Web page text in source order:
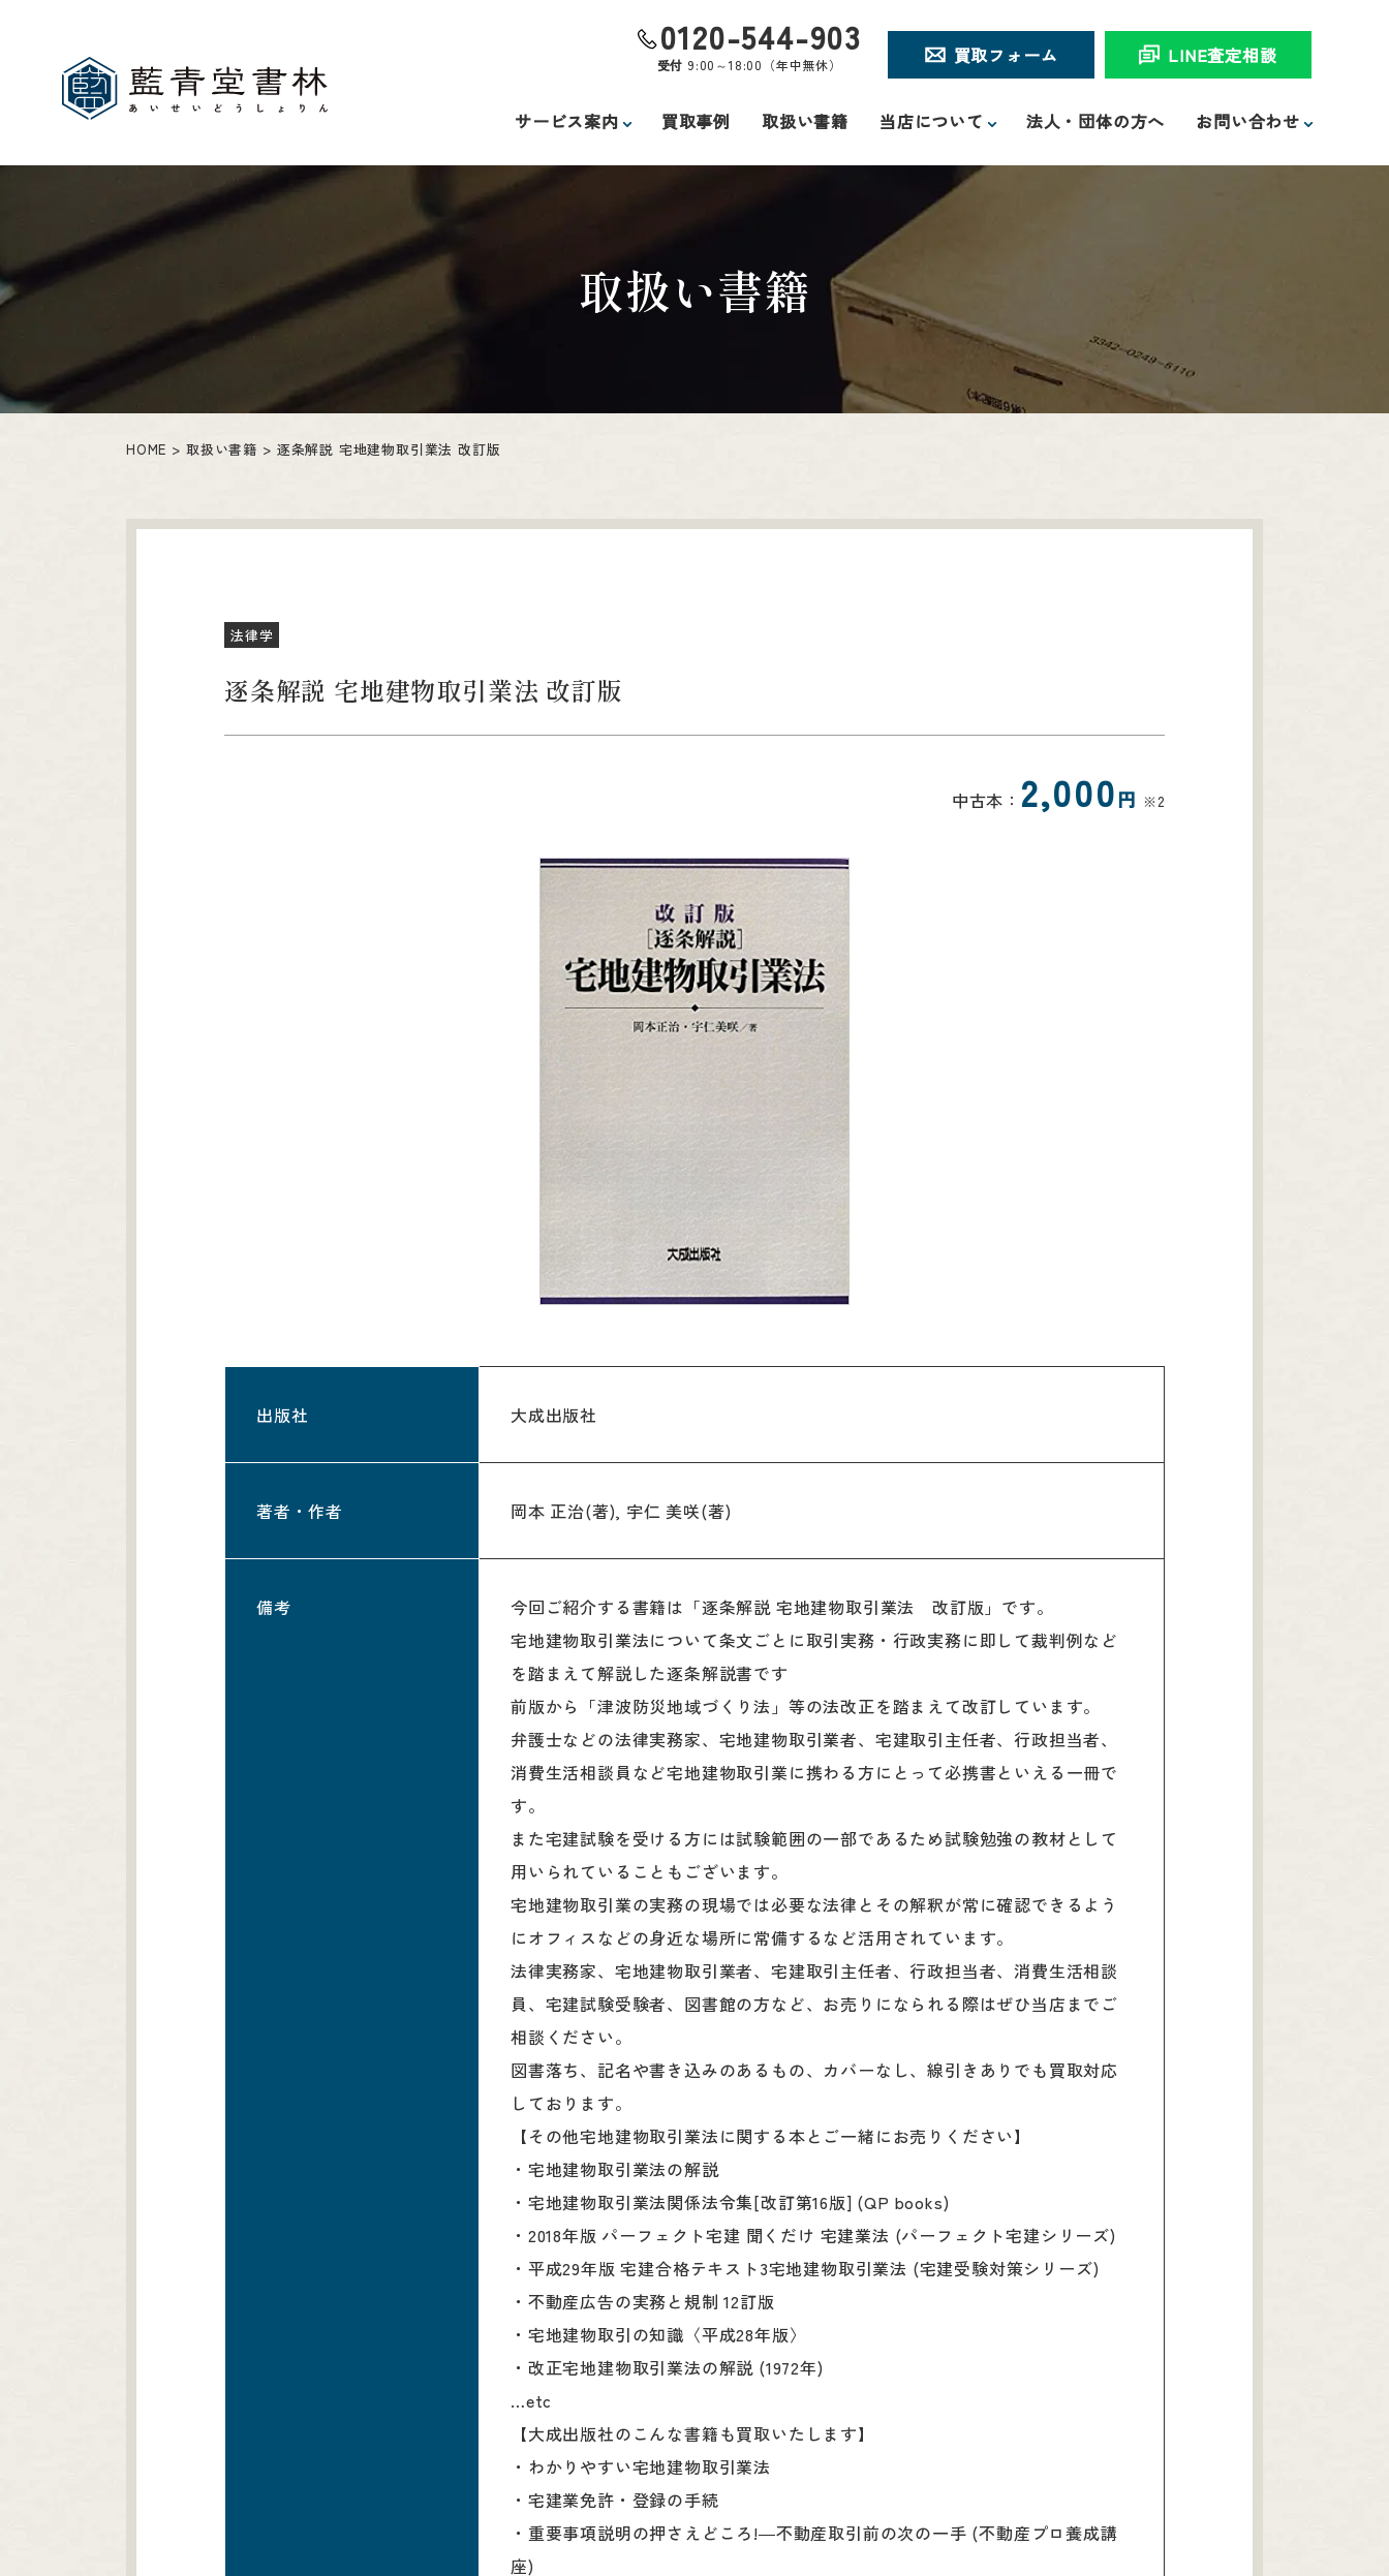
サービス案内 買取事例 取扱い書籍 当店について 法人・団体の方へ お問い合わせ
0120-544-903
受付 9:00～18:00（年中無休） 買取フォーム LINE査定相談
取扱い書籍
HOME 取扱い書籍 逐条解説 宅地建物取引業法 改訂版
法律学
逐条解説 宅地建物取引業法 改訂版
中古本： 2,000円 ※2
出版社 大成出版社
著者・作者 岡本 正治(著), 宇仁 美咲(著)
備考
今回ご紹介する書籍は「逐条解説 宅地建物取引業法 改訂版」です。
宅地建物取引業法について条文ごとに取引実務・行政実務に即して裁判例など
を踏まえて解説した逐条解説書です
前版から「津波防災地域づくり法」等の法改正を踏まえて改訂しています。
弁護士などの法律実務家、宅地建物取引業者、宅建取引主任者、行政担当者、
消費生活相談員など宅地建物取引業に携わる方にとって必携書といえる一冊で
す。
また宅建試験を受ける方には試験範囲の一部であるため試験勉強の教材として
用いられていることもございます。
宅地建物取引業の実務の現場では必要な法律とその解釈が常に確認できるよう
にオフィスなどの身近な場所に常備するなど活用されています。
法律実務家、宅地建物取引業者、宅建取引主任者、行政担当者、消費生活相談
員、宅建試験受験者、図書館の方など、お売りになられる際はぜひ当店までご
相談ください。
図書落ち、記名や書き込みのあるもの、カバーなし、線引きありでも買取対応
しております。
【その他宅地建物取引業法に関する本とご一緒にお売りください】
・宅地建物取引業法の解説
・宅地建物取引業法関係法令集[改訂第16版] (QP books)
・2018年版 パーフェクト宅建 聞くだけ 宅建業法 (パーフェクト宅建シリーズ)
・平成29年版 宅建合格テキスト3宅地建物取引業法 (宅建受験対策シリーズ)
・不動産広告の実務と規制 12訂版
・宅地建物取引の知識〈平成28年版〉
・改正宅地建物取引業法の解説 (1972年)
…etc
【大成出版社のこんな書籍も買取いたします】
・わかりやすい宅地建物取引業法
・宅建業免許・登録の手続
・重要事項説明の押さえどころ!―不動産取引前の次の一手 (不動産プロ養成講
座)